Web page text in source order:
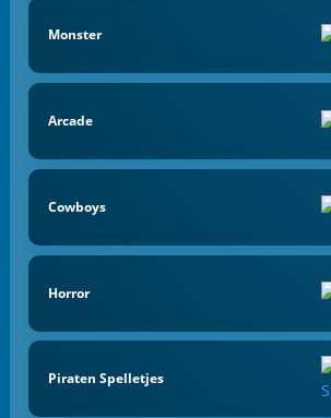
Monster
Arcade
Cowboys
Horror
Piraten Spelletjes